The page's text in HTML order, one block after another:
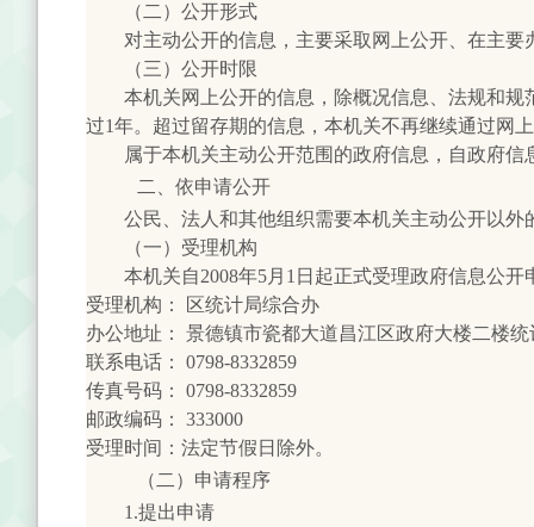
（二）公开形式
对主动公开的信息，主要采取网上公开、在主要
（三）公开时限
本机关网上公开的信息，除概况信息、法规和规
过1年。超过留存期的信息，本机关不再继续通过网
属于本机关主动公开范围的政府信息，自政府信
二、依申请公开
公民、法人和其他组织需要本机关主动公开以外
（一）受理机构
本机关自2008年5月1日起正式受理政府信息公开
受理机构： 区统计局综合办
办公地址： 景德镇市瓷都大道昌江区政府大楼二楼统
联系电话： 0798-8332859
传真号码： 0798-8332859
邮政编码： 333000
受理时间：法定节假日除外。
（二）申请程序
1.提出申请